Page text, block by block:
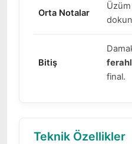
Orta Notalar
Üzüm
Bitiş
final.
Teknik Özellikler